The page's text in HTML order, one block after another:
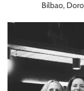
Bilbao,